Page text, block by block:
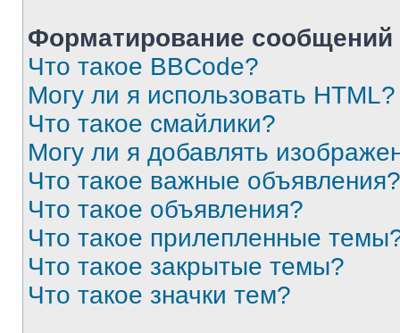
Форматирование
Что такое BBCode?
Могу ли я использовать HTML?
Что такое смайлики?
Могу ли я добавлять
Что такое важные объявления?
Что такое объявления?
Что такое прилепленные
Что такое закрытые темы?
Что такое значки тем?